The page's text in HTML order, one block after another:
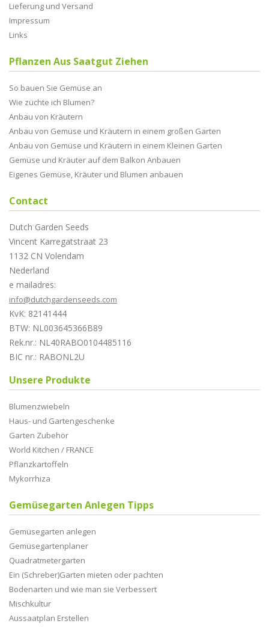
Lieferung und Versand
Impressum
Links
Pflanzen Aus Saatgut Ziehen
So bauen Sie Gemüse an
Wie züchte ich Blumen?
Anbau von Kräutern
Anbau von Gemüse und Kräutern in einem großen Garten
Anbau von Gemüse und Kräutern in einem Kleinen Garten
Gemüse und Kräuter auf dem Balkon Anbauen
Eigenes Gemüse, Kräuter und Blumen anbauen
Contact
Dutch Garden Seeds
Vincent Karregatstraat 23
1132 CN Volendam
Nederland
e mailadres:
info@dutchgardenseeds.com
KvK: 82141444
BTW: NL003645366B89
Rek.nr.: NL40RABO0104485116
BIC nr.: RABONL2U
Unsere Produkte
Blumenzwiebeln
Haus- und Gartengeschenke
Garten Zubehör
World Kitchen / FRANCE
Pflanzkartoffeln
Mykorrhiza
Gemüsegarten Anlegen Tipps
Gemüsegarten anlegen
Gemüsegartenplaner
Quadratmetergarten
Ein (Schreber)Garten mieten oder pachten
Bodenarten und wie man sie Verbessert
Mischkultur
Aussaatplan Erstellen